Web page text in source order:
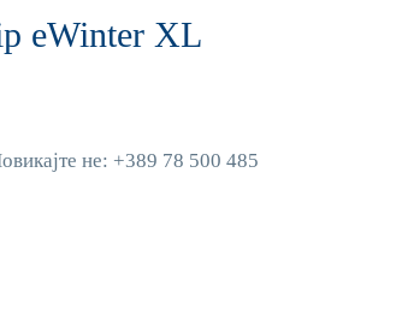
eWinter XL
не: +389 78 500 485